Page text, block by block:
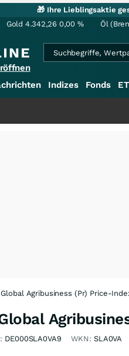
🎁 Ihre Lieblingsaktie
Gold 4.342,26 0,00 % Öl
Indizes Fonds
Global Agribusiness (Pr) Price-
DE000SLA0VA9 WKN: SLA0VA